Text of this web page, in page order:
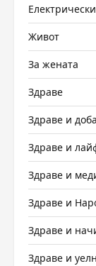
Живот
За жената
Здраве
Здраве и
Здраве и
Здраве и
Здраве и
Здраве и
Здраве и